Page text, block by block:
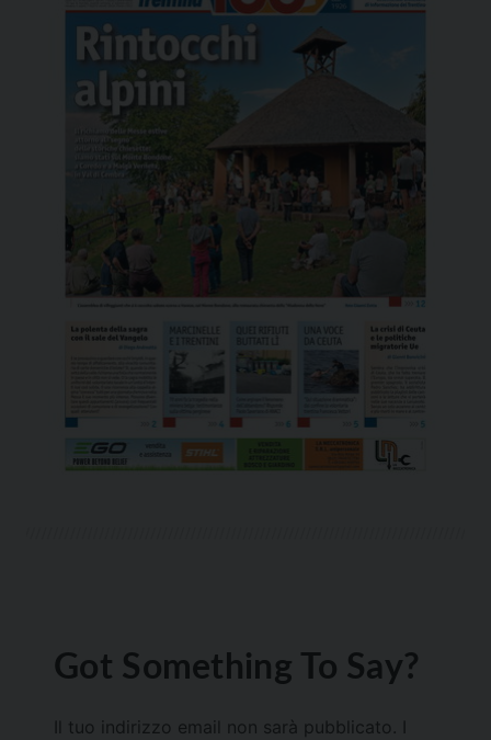
Got Something To Say?
Il tuo indirizzo email non sarà pubblicato.